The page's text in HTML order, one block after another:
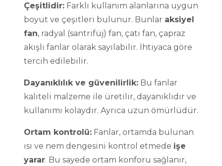
Çeşitlidir: Farklı kullanım alanlarına uygun
boyut ve çeşitleri bulunur. Bunlar aksiyel
fan, radyal (santrifüj) fan, çatı fan, çapraz
akışlı fanlar olarak sayılabilir. İhtiyaca göre
tercih edilebilir.
Dayanıklılık ve güvenilirlik: Bu fanlar
kaliteli malzeme ile üretilir, dayanıklıdır ve
kullanımı kolaydır. Ayrıca uzun ömürlüdür.
Ortam kontrolü: Fanlar, ortamda bulunan
ısı ve nem dengesini kontrol etmede işe
yarar. Bu sayede ortam konforu sağlanır,